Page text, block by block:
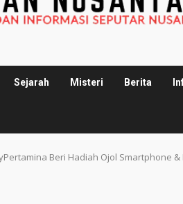
Sejarah Misteri Berita
Beri Hadiah Ojol Smartphone